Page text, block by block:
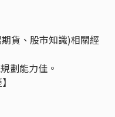
貨、股市知識)相關經
劃能力佳。